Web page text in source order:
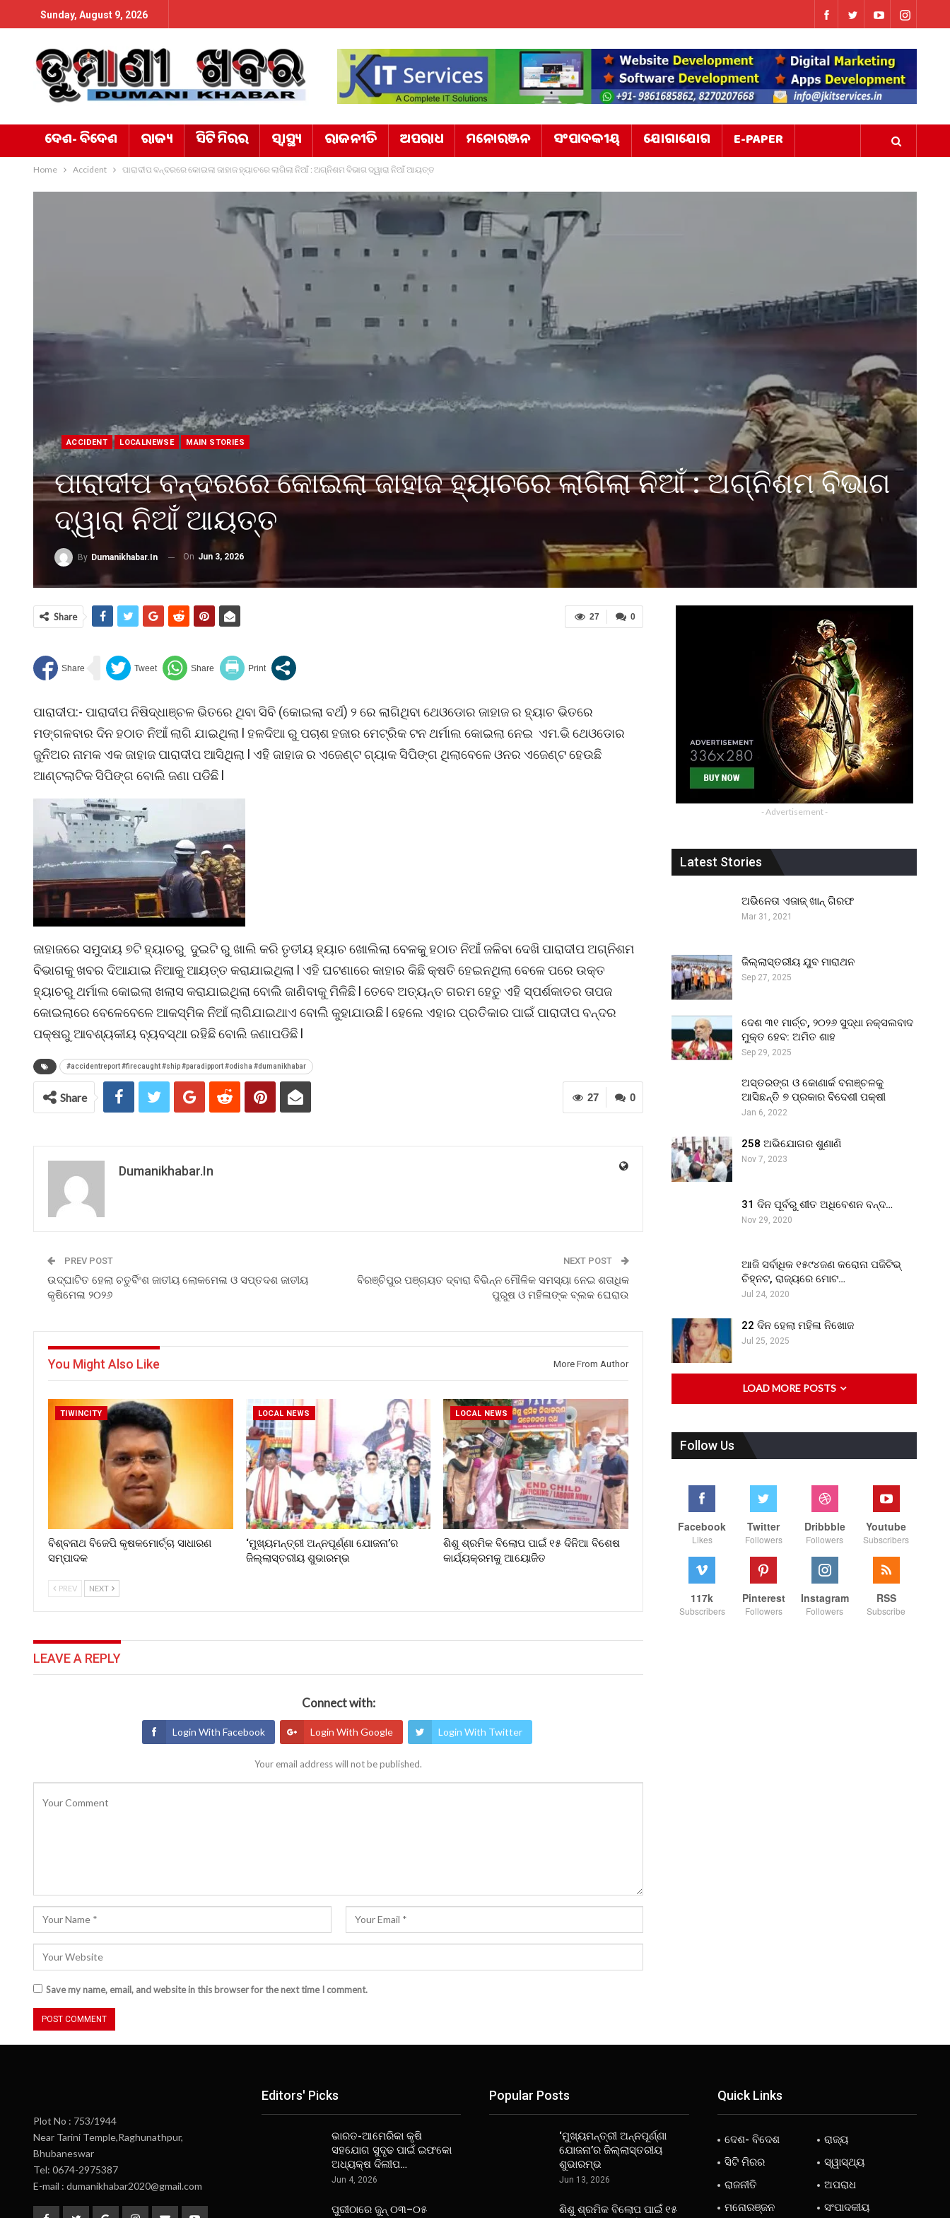
Sunday, August 9, 2026
ଦେଶ- ବିଦେଶ ରାଜ୍ୟ ସିଟି ମିରର ସ୍ୱାସ୍ଥ୍ୟ ରାଜନୀତି ଅପରାଧ ମନୋରଞ୍ଜନ ସଂପାଦକୀୟ ଯୋଗାଯୋଗ E-PAPER
Home Accident ପାରାଦୀପ ବନ୍ଦରରେ କୋଇଲା ଜାହାଜ ହ୍ୟାଚରେ ଲାଗିଲା ନିଆଁ : ଅଗ୍ନିଶମ ବିଭାଗ ଦ୍ୱାରା ନିଆଁ ଆୟତ୍ତ
ACCIDENT LOCALNEWSE MAIN STORIES
ପାରାଦୀପ ବନ୍ଦରରେ କୋଇଲା ଜାହାଜ ହ୍ୟାଚରେ ଲାଗିଲା ନିଆଁ : ଅଗ୍ନିଶମ ବିଭାଗ
ଦ୍ୱାରା ନିଆଁ ଆୟତ୍ତ
By Dumanikhabar.in On Jun 3, 2026
0
27
Share
ପାରାଦୀପ:- ପାରାଦୀପ ନିଷିଦ୍ଧାଞ୍ଚଳ ଭିତରେ ଥିବା ସିବି (କୋଇଲା ବର୍ଥ) ୨ ରେ ଲାଗିଥିବା ଥେଓଡୋର ଜାହାଜ ର ହ୍ୟାଚ ଭିତରେ
ମଙ୍ଗଳବାର ଦିନ ହଠାତ ନିଆଁ ଲାଗି ଯାଇଥିଲା l ହଳଦିଆ ରୁ ପଚାଶ ହଜାର ମେଟ୍ରିକ ଟନ ଥର୍ମାଲ କୋଇଲା ନେଇ ଏମ.ଭି ଥେଓଡୋର
ଜୁନିଅର ନାମକ ଏକ ଜାହାଜ ପାରାଦୀପ ଆସିଥିଲା l ଏହି ଜାହାଜ ର ଏଜେଣ୍ଟ ଗ୍ୟାକ ସିପିଙ୍ଗ ଥିଲାବେଳେ ଓନର ଏଜେଣ୍ଟ ହେଉଛି
ଆଣ୍ଟଲାଟିକ ସିପିଙ୍ଗ ବୋଲି ଜଣା ପଡିଛି l
ଜାହାଜରେ ସମୁଦାୟ ୭ଟି ହ୍ୟାଚରୁ ଦୁଇଟି ରୁ ଖାଲି କରି ତୃତୀୟ ହ୍ୟାଚ ଖୋଲିଲା ବେଳକୁ ହଠାତ ନିଆଁ ଜଳିବା ଦେଖି ପାରାଦୀପ ଅଗ୍ନିଶମ
ବିଭାଗକୁ ଖବର ଦିଆଯାଇ ନିଆକୁ ଆୟତ୍ତ କରାଯାଇଥିଲା l ଏହି ଘଟଣାରେ କାହାର କିଛି କ୍ଷତି ହେଇନଥିଲା ବେଳେ ପରେ ଉକ୍ତ
ହ୍ୟାଚରୁ ଥର୍ମାଲ କୋଇଲା ଖଲାସ କରାଯାଇଥିଲା ବୋଲି ଜାଣିବାକୁ ମିଳିଛି l ତେବେ ଅତ୍ୟନ୍ତ ଗରମ ହେତୁ ଏହି ସ୍ପର୍ଶକାତର ତାପଜ
କୋଇଲାରେ ବେଳେବେଳେ ଆକସ୍ମିକ ନିଆଁ ଲାଗିଯାଇଥାଏ ବୋଲି କୁହାଯାଉଛି l ହେଲେ ଏହାର ପ୍ରତିକାର ପାଇଁ ପାରାଦୀପ ବନ୍ଦର
ପକ୍ଷରୁ ଆବଶ୍ୟକୀୟ ବ୍ୟବସ୍ଥା ରହିଛି ବୋଲି ଜଣାପଡିଛି l
#accidentreport #firecaught #ship #paradipport #odisha #dumanikhabar
0
27
Share
Dumanikhabar.in
PREV POST
ଉଦ୍ଘାଟିତ ହେଲା ଚତୁର୍ବିଂଶ ଜାତୀୟ ଲୋକମେଳା ଓ ସପ୍ତଦଶ ଜାତୀୟ
କୃଷିମେଳା ୨୦୨୬
NEXT POST
ବିରଞ୍ଚିପୁର ପଞ୍ଚାୟତ ଦ୍ବାରା ବିଭିନ୍ନ ମୌଳିକ ସମସ୍ୟା ନେଇ ଶତାଧିକ
ପୁରୁଷ ଓ ମହିଳାଙ୍କ ବ୍ଲକ ଘେରାଉ
You Might Also Like More From Author
TIWINCITY
ବିଶ୍ବନାଥ ବିଜେପି କୃଷକମୋର୍ଚ୍ଚା ସାଧାରଣ
ସମ୍ପାଦକ
LOCAL NEWS
‘ମୁଖ୍ୟମନ୍ତ୍ରୀ ଅନ୍ନପୂର୍ଣ୍ଣା ଯୋଜନା’ର
ଜିଲ୍ଲାସ୍ତରୀୟ ଶୁଭାରମ୍ଭ
LOCAL NEWS
ଶିଶୁ ଶ୍ରମିକ ବିଲୋପ ପାଇଁ ୧୫ ଦିନିଆ ବିଶେଷ
କାର୍ଯ୍ୟକ୍ରମକୁ ଆୟୋଜିତ
PREV NEXT
LEAVE A REPLY
Connect with:
Login With Facebook Login With Google Login With Twitter
Your email address will not be published.
Save my name, email, and website in this browser for the next time I comment.
- Advertisement -
Latest Stories
ଅଭିନେତା ଏଜାଜ୍ ଖାନ୍ ଗିରଫ
Mar 31, 2021
ଜିଲ୍ଲାସ୍ତରୀୟ ଯୁବ ମାରାଥନ
Sep 27, 2025
ଦେଶ ୩୧ ମାର୍ଚ୍ଚ, ୨୦୨୬ ସୁଦ୍ଧା ନକ୍ସଲବାଦ
ମୁକ୍ତ ହେବ: ଅମିତ ଶାହ
Sep 29, 2025
ଅସ୍ତରଙ୍ଗ ଓ କୋଣାର୍କ ବନାଞ୍ଚଳକୁ
ଆସିଛନ୍ତି ୭ ପ୍ରକାର ବିଦେଶୀ ପକ୍ଷୀ
Jan 6, 2022
258 ଅଭିଯୋଗର ଶୁଣାଣି
Nov 7, 2023
31 ଦିନ ପୂର୍ବରୁ ଶୀତ ଅଧିବେଶନ ବନ୍ଦ…
Nov 29, 2020
ଆଜି ସର୍ବାଧିକ ୧୫୯୪ଜଣ କରୋନା ପଜିଟିଭ୍
ଚିହ୍ନଟ, ରାଜ୍ୟରେ ମୋଟ…
Jul 24, 2020
22 ଦିନ ହେଲା ମହିଳା ନିଖୋଜ
Jul 25, 2025
LOAD MORE POSTS
Follow Us
Facebook
Likes
Twitter
Followers
Dribbble
Followers
Youtube
Subscribers
117k
Subscribers
Pinterest
Followers
Instagram
Followers
RSS
Subscribe
Plot No : 753/1944
Near Tarini Temple,Raghunathpur,
Bhubaneswar
Tel: 0674-2975387
E-mail : dumanikhabar2020@gmail.com
Editors' Picks
ଭାରତ-ଆମେରିକା କୃଷି
ସହଯୋଗ ସୁଦୃଢ ପାଇଁ ଇଫକୋ
ଅଧ୍ୟକ୍ଷ ଦିଲୀପ…
Jun 4, 2026
ପୁରୀଠାରେ ଜୁନ୍ ୦୩–୦୫
Popular Posts
‘ମୁଖ୍ୟମନ୍ତ୍ରୀ ଅନ୍ନପୂର୍ଣ୍ଣା
ଯୋଜନା’ର ଜିଲ୍ଲାସ୍ତରୀୟ
ଶୁଭାରମ୍ଭ
Jun 13, 2026
ଶିଶୁ ଶ୍ରମିକ ବିଲୋପ ପାଇଁ ୧୫
Quick Links
ଦେଶ- ବିଦେଶ
ରାଜ୍ୟ
ସିଟି ମିରର
ସ୍ୱାସ୍ଥ୍ୟ
ରାଜନୀତି
ଅପରାଧ
ମନୋରଞ୍ଜନ
ସଂପାଦକୀୟ